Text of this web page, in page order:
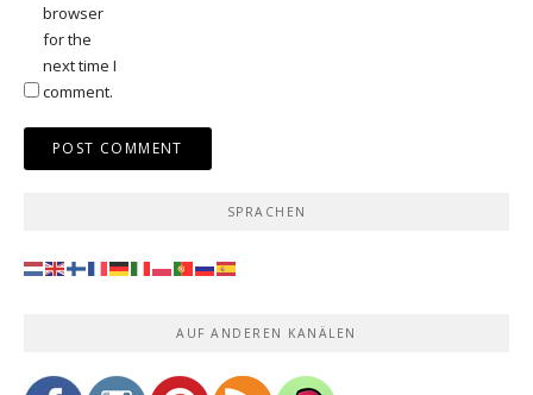
browser
for the
next time I
comment.
SPRACHEN
AUF ANDEREN KANÄLEN